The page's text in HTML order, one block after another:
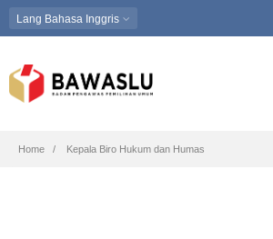
Lang Bahasa Inggris
Breadcrumb
Home Kepala Biro Hukum dan Humas